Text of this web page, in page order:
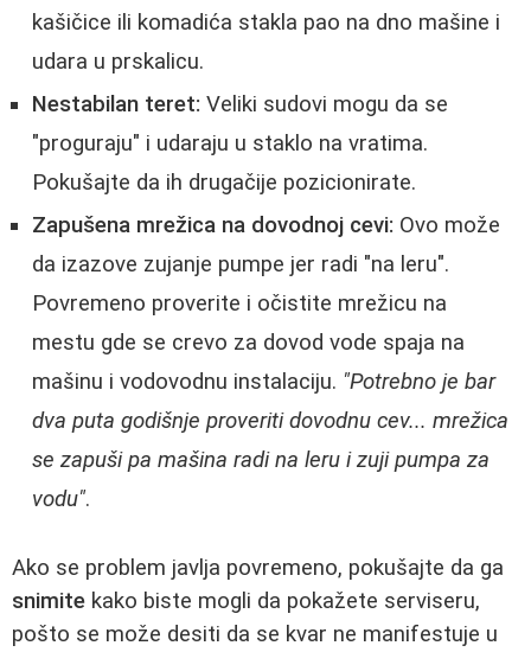
kašičice ili komadića stakla pao na dno mašine i
udara u prskalicu.
Nestabilan teret: Veliki sudovi mogu da se
"proguraju" i udaraju u staklo na vratima.
Pokušajte da ih drugačije pozicionirate.
Zapušena mrežica na dovodnoj cevi: Ovo može
da izazove zujanje pumpe jer radi "na leru".
Povremeno proverite i očistite mrežicu na
mestu gde se crevo za dovod vode spaja na
mašinu i vodovodnu instalaciju. "Potrebno je bar
dva puta godišnje proveriti dovodnu cev... mrežica
se zapuši pa mašina radi na leru i zuji pumpa za
vodu".
Ako se problem javlja povremeno, pokušajte da ga
snimite kako biste mogli da pokažete serviseru,
pošto se može desiti da se kvar ne manifestuje u